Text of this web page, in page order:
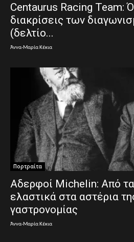
Centaurus Racing Team:
διακρίσεις των
(δελτίο...
Άννα-Μαρία Κέκια
Πορτραίτα
Αδερφοί Michelin: Από
ελαστικά στα αστέρια
γαστρονομίας
Άννα-Μαρία Κέκια